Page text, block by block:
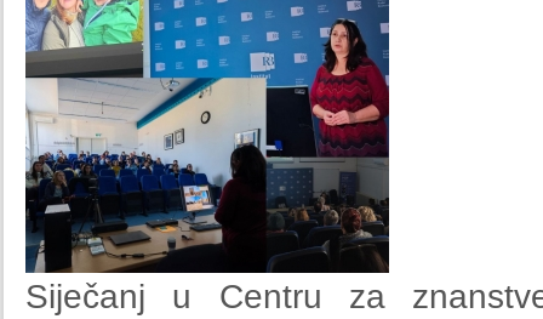
Siječanj u Centru za